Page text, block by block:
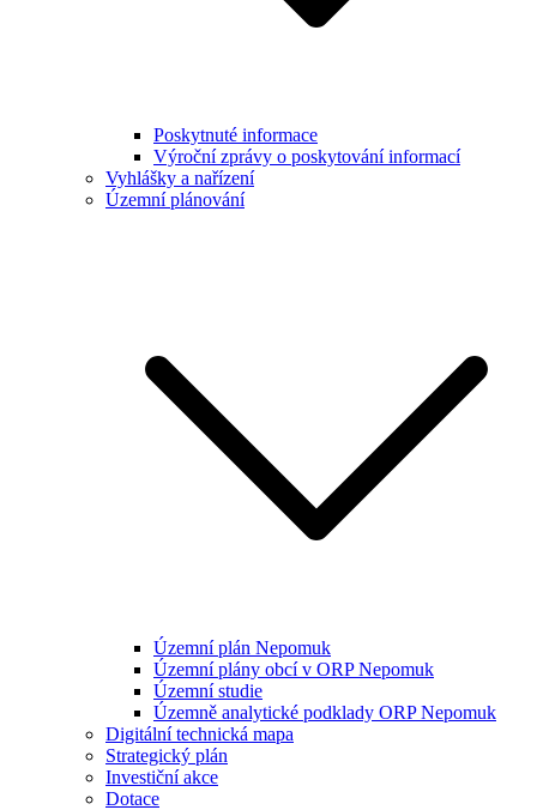
Poskytnuté informace
Výroční zprávy o poskytování informací
Vyhlášky a nařízení
Územní plánování
Územní plán Nepomuk
Územní plány obcí v ORP Nepomuk
Územní studie
Územně analytické podklady ORP Nepomuk
Digitální technická mapa
Strategický plán
Investiční akce
Dotace